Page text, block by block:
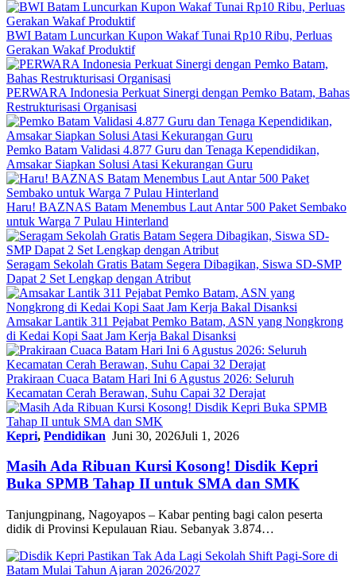
BWI Batam Luncurkan Kupon Wakaf Tunai Rp10 Ribu, Perluas
Gerakan Wakaf Produktif
PERWARA Indonesia Perkuat Sinergi dengan Pemko Batam, Bahas
Restrukturisasi Organisasi
Pemko Batam Validasi 4.877 Guru dan Tenaga Kependidikan,
Amsakar Siapkan Solusi Atasi Kekurangan Guru
Haru! BAZNAS Batam Menembus Laut Antar 500 Paket Sembako
untuk Warga 7 Pulau Hinterland
Seragam Sekolah Gratis Batam Segera Dibagikan, Siswa SD-SMP
Dapat 2 Set Lengkap dengan Atribut
Amsakar Lantik 311 Pejabat Pemko Batam, ASN yang Nongkrong
di Kedai Kopi Saat Jam Kerja Bakal Disanksi
Prakiraan Cuaca Batam Hari Ini 6 Agustus 2026: Seluruh
Kecamatan Cerah Berawan, Suhu Capai 32 Derajat
Kepri, Pendidikan Juni 30, 2026Juli 1, 2026
Masih Ada Ribuan Kursi Kosong! Disdik Kepri
Buka SPMB Tahap II untuk SMA dan SMK
Tanjungpinang, Nagoyapos – Kabar penting bagi calon peserta
didik di Provinsi Kepulauan Riau. Sebanyak 3.874…